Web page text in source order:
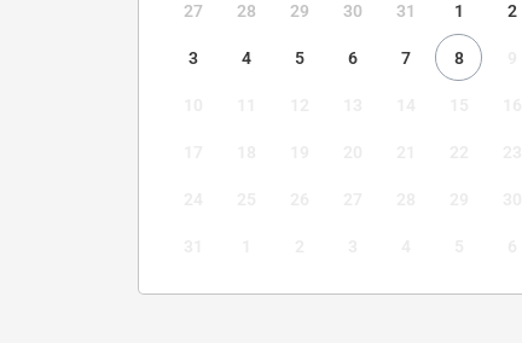
27 28 29 30 31 1 2
3 4 5 6 7 8